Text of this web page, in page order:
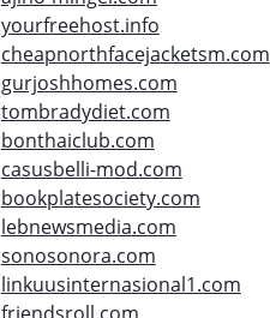
yourfreehost.info
cheapnorthfacejacketsm.com
gurjoshhomes.com
tombradydiet.com
bonthaiclub.com
casusbelli-mod.com
bookplatesociety.com
lebnewsmedia.com
sonosonora.com
linkuusinternasional1.com